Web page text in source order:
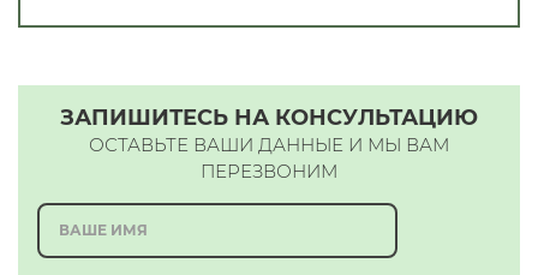
ЗАПИШИТЕСЬ НА КОНСУЛЬТАЦИЮ
ОСТАВЬТЕ ВАШИ ДАННЫЕ И МЫ ВАМ
ПЕРЕЗВОНИМ